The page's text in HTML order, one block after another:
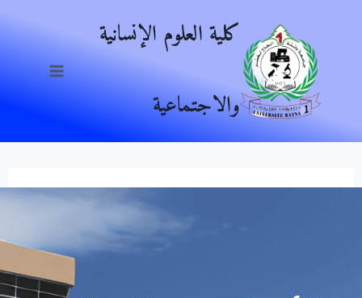
content
كلية العلوم الإنسانية
والاجتماعية